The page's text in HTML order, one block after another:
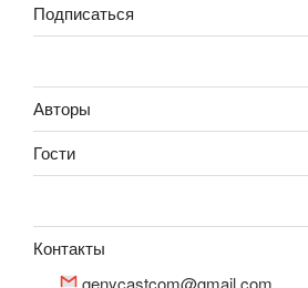
Подписаться
Авторы
Гости
Контакты
genycastcom@gmail.com